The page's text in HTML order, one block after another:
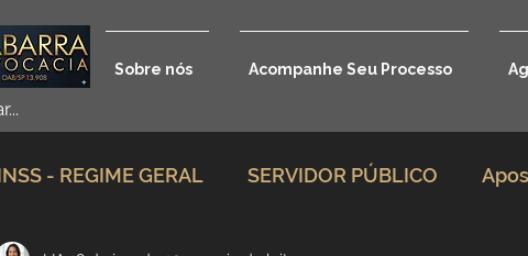
Sobre nós Acompanhe Seu Processo
- REGIME GERAL SERVIDOR PÚBLICO